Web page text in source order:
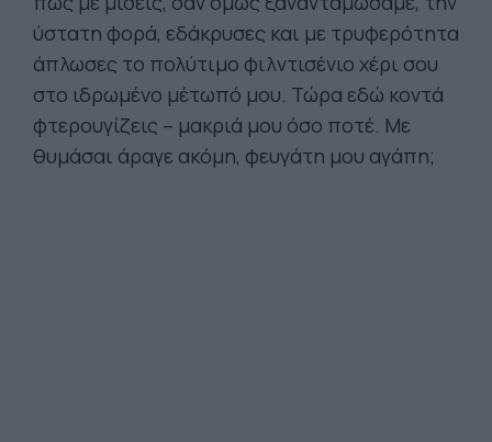
ύστατη φορά, εδάκρυσες και με τρυφερότητα
άπλωσες το πολύτιμο φιλντισένιο χέρι σου
στο ιδρωμένο μέτωπό μου. Τώρα εδώ κοντά
φτερουγίζεις – μακριά μου όσο ποτέ. Με
θυμάσαι άραγε ακόμη, φευγάτη μου αγάπη;